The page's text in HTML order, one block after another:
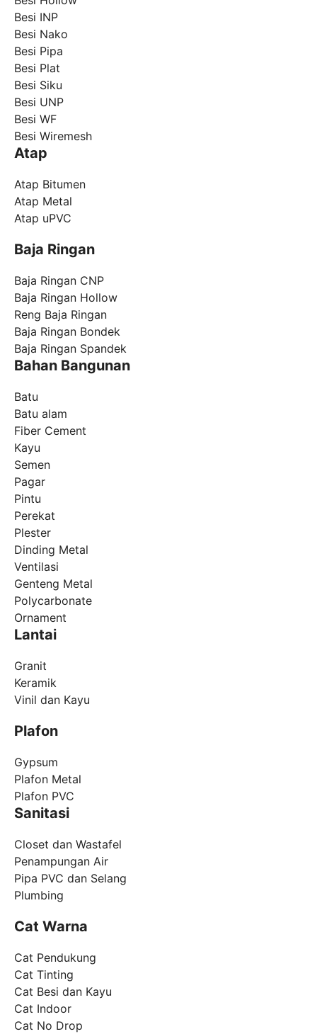
Besi INP
Besi Nako
Besi Pipa
Besi Plat
Besi Siku
Besi UNP
Besi WF
Besi Wiremesh
Atap
Atap Bitumen
Atap Metal
Atap uPVC
Baja Ringan
Baja Ringan CNP
Baja Ringan Hollow
Reng Baja Ringan
Baja Ringan Bondek
Baja Ringan Spandek
Bahan Bangunan
Batu
Batu alam
Fiber Cement
Kayu
Semen
Pagar
Pintu
Perekat
Plester
Dinding Metal
Ventilasi
Genteng Metal
Polycarbonate
Ornament
Lantai
Granit
Keramik
Vinil dan Kayu
Plafon
Gypsum
Plafon Metal
Plafon PVC
Sanitasi
Closet dan Wastafel
Penampungan Air
Pipa PVC dan Selang
Plumbing
Cat Warna
Cat Pendukung
Cat Tinting
Cat Besi dan Kayu
Cat Indoor
Cat No Drop